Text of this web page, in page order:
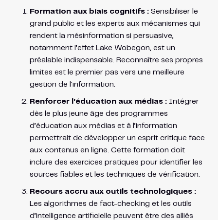
Formation aux biais cognitifs :Sensibiliser le
grand public et les experts aux mécanismes qui
rendent la mésinformation si persuasive,
notamment l’effet Lake Wobegon, est un
préalable indispensable. Reconnaître ses propres
limites est le premier pas vers une meilleure
gestion de l’information.
Renforcer l’éducation aux médias :Intégrer
dès le plus jeune âge des programmes
d’éducation aux médias et à l’information
permettrait de développer un esprit critique face
aux contenus en ligne. Cette formation doit
inclure des exercices pratiques pour identifier les
sources fiables et les techniques de vérification.
Recours accru aux outils technologiques :
Les algorithmes de fact-checking et les outils
d’intelligence artificielle peuvent être des alliés